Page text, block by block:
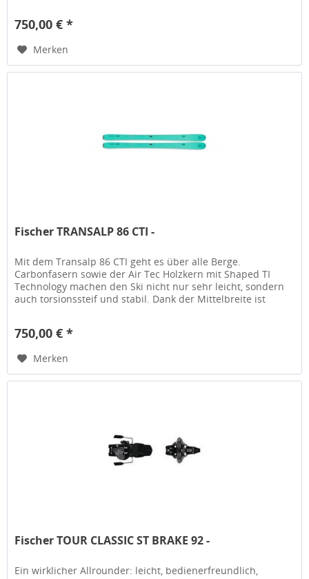
750,00 € *
Merken
Fischer TRANSALP 86 CTI -
Mit dem Transalp 86 CTI geht es über alle Berge.
Carbonfasern sowie der Air Tec Holzkern mit Shaped TI
Technology machen den Ski nicht nur sehr leicht, sondern
auch torsionssteif und stabil. Dank der Mittelbreite ist
750,00 € *
Merken
Fischer TOUR CLASSIC ST BRAKE 92 -
Ein wirklicher Allrounder: leicht, bedienerfreundlich,